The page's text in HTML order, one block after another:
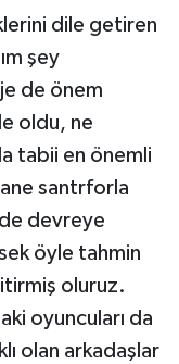
dile getiren
şey
de önem
oldu, ne
tabii en önemli
santrforla
devreye
öyle tahmin
oluruz.
oyuncuları da
olan arkadaşlar